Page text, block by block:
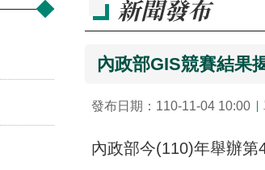
新聞發布
內政部GIS競賽結果
發布日期：110-11-04 10:00
內政部今(110)年舉辦